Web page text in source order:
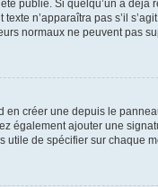
publié. Si quelqu’un a
n’apparaîtra pas s’il
normaux ne peuvent pas
créer une depuis le
également ajouter une
de spécifier sur chaque